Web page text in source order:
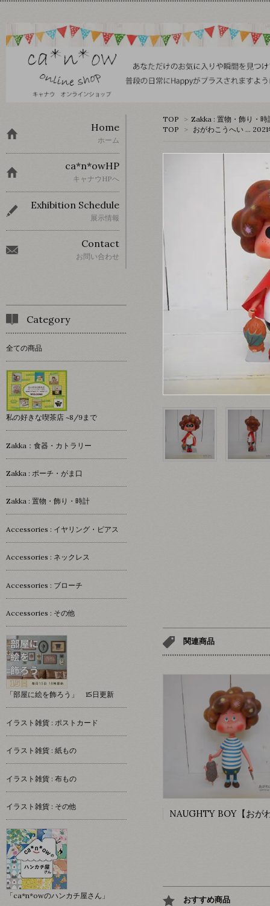
TOP > Zakka : 置物・飾り・時
TOP
> おがわこうへい …
関連商品
おすすめ商品
Home
ホーム
ca*n*owHP
キャナウHPへ
Exhibition Schedule
展示情報
Contact
お問い合わせ
Category
全ての商品
私の好きな喫茶店 ~8/9まで
Zakka：食器・カトラリー
Zakka : ポーチ・がま口
Zakka : 置物・飾り・時計
Accessories : イヤリング・ピアス
Accessories : ネックレス
Accessories : ブローチ
Accessories : その他
「部屋に絵を飾ろう」 15日更新
イラスト雑貨 : ポストカード
イラスト雑貨 : 紙もの
イラスト雑貨 : 布もの
イラスト雑貨 : その他
「ca*n*owのハンカチ屋さん」